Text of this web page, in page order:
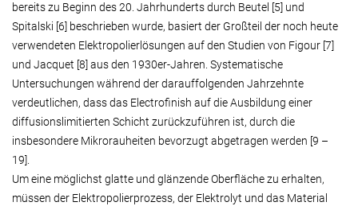
bereits zu Beginn des 20. Jahrhunderts durch Beutel [5] und
Spitalski [6] beschrieben wurde, basiert der Großteil der noch heute
verwendeten Elektropolierlösungen auf den Studien von Figour [7]
und Jacquet [8] aus den 1930er-Jahren. Systematische
Untersuchungen während der darauffolgenden Jahrzehnte
verdeutlichen, dass das Electrofinish auf die Ausbildung einer
diffusionslimitierten Schicht zurückzuführen ist, durch die
insbesondere Mikrorauheiten bevorzugt abgetragen werden [9 –
19].
Um eine möglichst glatte und glänzende Oberfläche zu erhalten,
müssen der Elektropolierprozess, der Elektrolyt und das Material